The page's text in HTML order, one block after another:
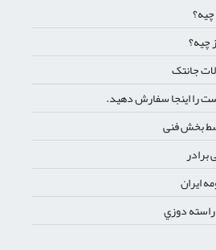
چیه؟
جانتک
را اینجا سفارش دهید.
بخش فنی
برادر
ایران
دوزي